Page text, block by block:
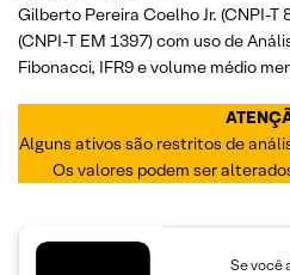
Gilberto Pereira Coelho Jr. (CNPI-T
(CNPI-T EM 1397) com uso de
Fibonacci, IFR9 e volume médio
Alguns ativos são restritos de
Os valores podem ser
Se você